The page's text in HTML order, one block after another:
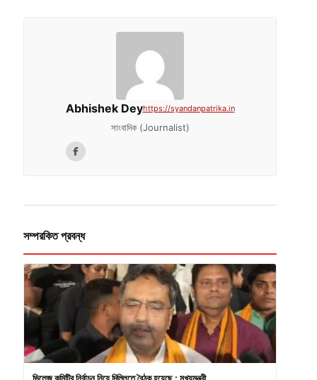
Abhishek Deyhttps://syandanpatrika.in
সাংবাদিক (Journalist)
সম্পরকিত প্রবন্ধ
ভিলেজ কমিটির নির্বাচন নিয়ে দিল্লিতে বৈঠক হয়েছে : মুখ্যমন্ত্রী